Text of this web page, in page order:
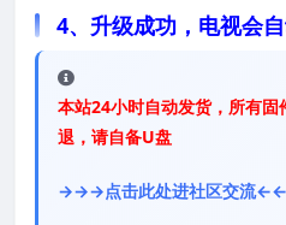
4、升级成功，电视会
本站24小时自动发货，所有
退，请自备U盘
→→→点击此处进社区交流